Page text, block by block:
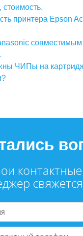
стоимость.
принтера Epson
совместимым
ЧИПы на